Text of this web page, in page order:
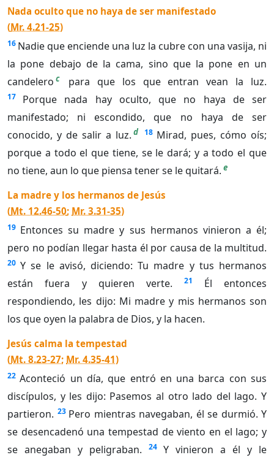
Nada oculto que no haya de ser manifestado
(Mr. 4.21-25)
16 Nadie que enciende una luz la cubre con una vasija, ni
la pone debajo de la cama, sino que la pone en un
candelero c para que los que entran vean la luz.
17
Porque nada hay oculto, que no haya de ser
manifestado; ni escondido, que no haya de ser
conocido, y de salir a luz. d 18 Mirad, pues, cómo oís;
porque a todo el que tiene, se le dará; y a todo el que
no tiene, aun lo que piensa tener se le quitará. e
La madre y los hermanos de Jesús
(Mt. 12.46-50; Mr. 3.31-35)
19 Entonces su madre y sus hermanos vinieron a él;
pero no podían llegar hasta él por causa de la multitud.
20 Y se le avisó, diciendo: Tu madre y tus hermanos
están fuera y quieren verte.
21
Él entonces
respondiendo, les dijo: Mi madre y mis hermanos son
los que oyen la palabra de Dios, y la hacen.
Jesús calma la tempestad
(Mt. 8.23-27; Mr. 4.35-41)
22 Aconteció un día, que entró en una barca con sus
discípulos, y les dijo: Pasemos al otro lado del lago. Y
partieron. 23 Pero mientras navegaban, él se durmió. Y
se desencadenó una tempestad de viento en el lago; y
se anegaban y peligraban.
24 Y vinieron a él y le